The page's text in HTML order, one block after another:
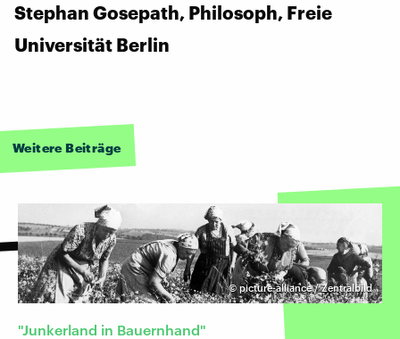
Stephan Gosepath, Philosoph, Freie
Universität Berlin
Weitere Beiträge
©picture-alliance / Zentralbild
"Junkerland in Bauernhand"